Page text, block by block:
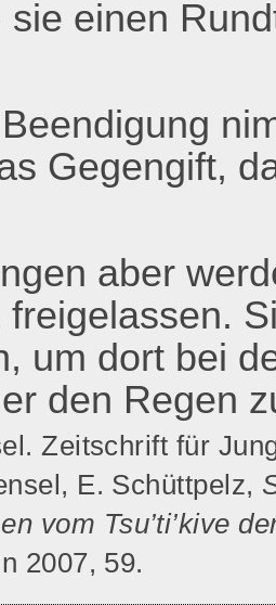
sie einen
Gegengift,
aber
freigelassen.
um dort bei
den Regen
Zeitschrift für
E. Schüttpelz,
vom Tsu’ti’kive
2007, 59.